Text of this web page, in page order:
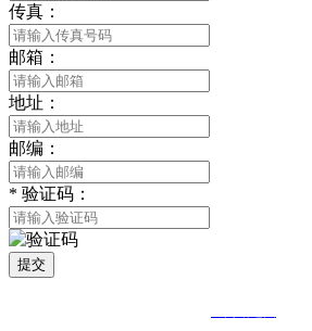
传真：
邮箱：
地址：
邮编：
* 验证码：
提交